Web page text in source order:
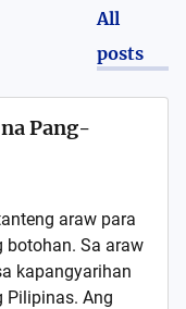
All
posts
Pang-
araw para
botohan. Sa araw
kapangyarihan
Pilipinas. Ang